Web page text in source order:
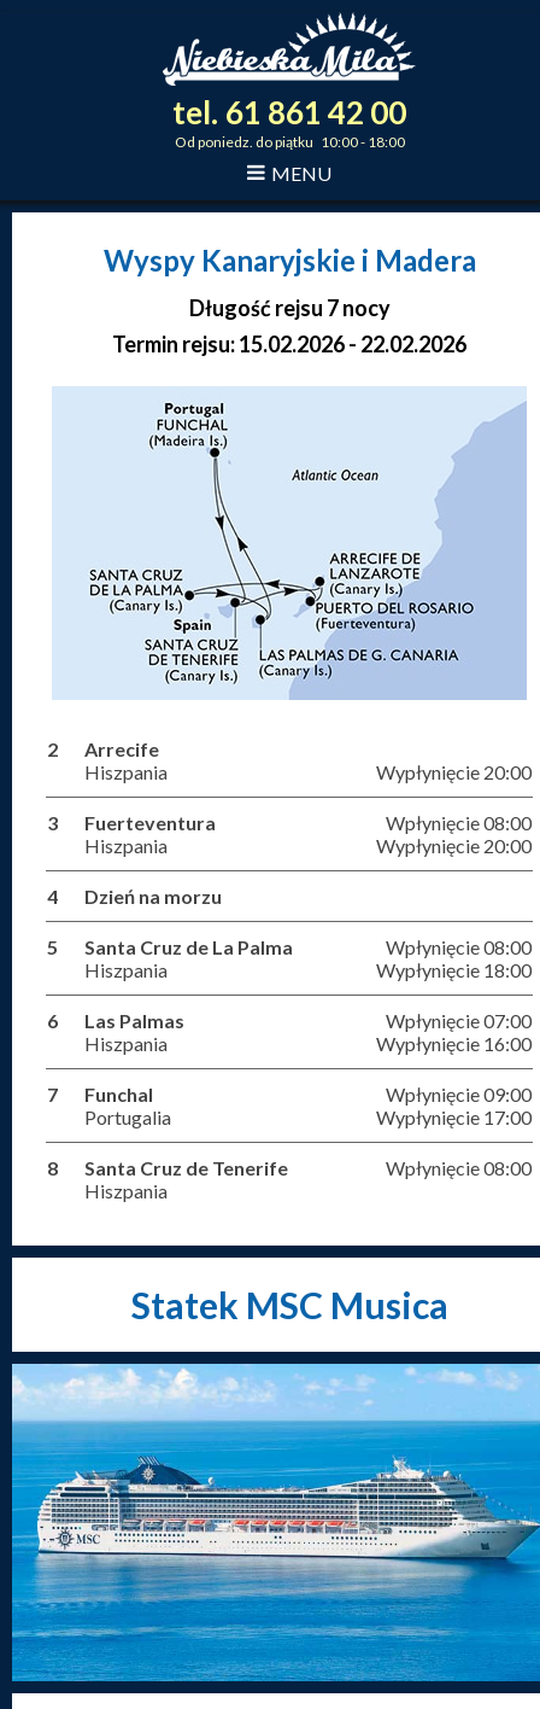
tel. 61 861 42 00
Od poniedz. do piątku 10:00 - 18:00
MENU
Wyspy Kanaryjskie i Madera
Długość rejsu 7 nocy
Termin rejsu: 15.02.2026 - 22.02.2026
2
Arrecife
Hiszpania
Wypłynięcie 20:00
3
Fuerteventura
Hiszpania
Wpłynięcie 08:00
Wypłynięcie 20:00
4 Dzień na morzu
5
Santa Cruz de La Palma
Hiszpania
Wpłynięcie 08:00
Wypłynięcie 18:00
6
Las Palmas
Hiszpania
Wpłynięcie 07:00
Wypłynięcie 16:00
7
Funchal
Portugalia
Wpłynięcie 09:00
Wypłynięcie 17:00
8
Santa Cruz de Tenerife
Hiszpania
Wpłynięcie 08:00
Statek MSC Musica